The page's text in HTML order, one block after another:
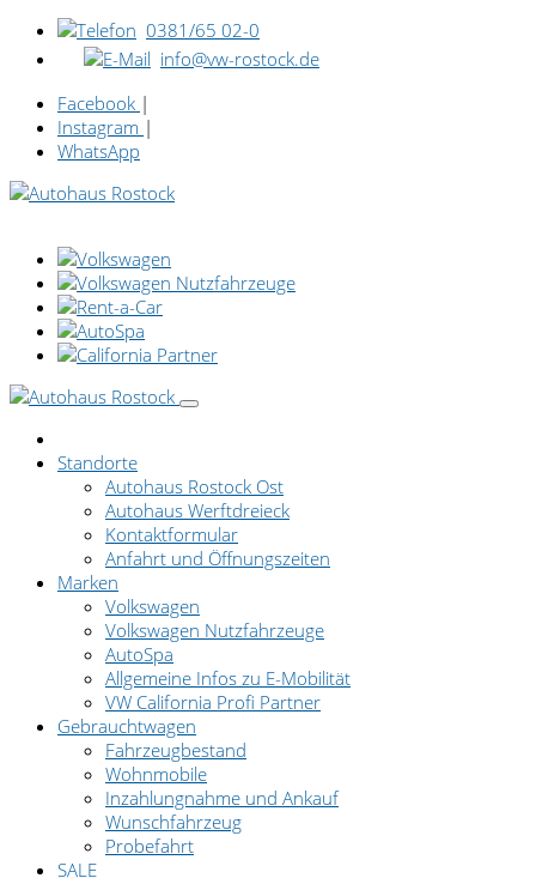
0381/65 02-0
info@vw-rostock.de
Facebook |
Instagram |
WhatsApp
Standorte
Autohaus Rostock Ost
Autohaus Werftdreieck
Kontaktformular
Anfahrt und Öffnungszeiten
Marken
Volkswagen
Volkswagen Nutzfahrzeuge
AutoSpa
Allgemeine Infos zu E-Mobilität
VW California Profi Partner
Gebrauchtwagen
Fahrzeugbestand
Wohnmobile
Inzahlungnahme und Ankauf
Wunschfahrzeug
Probefahrt
SALE